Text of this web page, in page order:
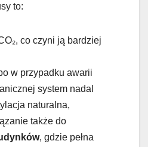
to:
co czyni ją bardziej
w przypadku awarii
system nadal
naturalna,
także do
, gdzie pełna